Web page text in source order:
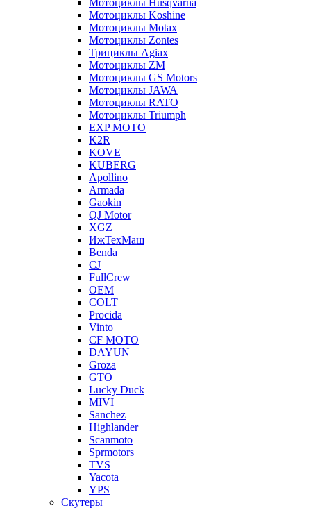
Мотоциклы Husqvarna
Мотоциклы Koshine
Мотоциклы Motax
Мотоциклы Zontes
Трициклы Agiax
Мотоциклы ZM
Мотоциклы GS Motors
Мотоциклы JAWA
Мотоциклы RATO
Мотоциклы Triumph
EXP MOTO
K2R
KOVE
KUBERG
Apollino
Armada
Gaokin
QJ Motor
XGZ
ИжТехМаш
Benda
CJ
FullCrew
OEM
COLT
Procida
Vinto
CF MOTO
DAYUN
Groza
GTO
Lucky Duck
MIVI
Sanchez
Highlander
Scanmoto
Sprmotors
TVS
Yacota
YPS
Скутеры